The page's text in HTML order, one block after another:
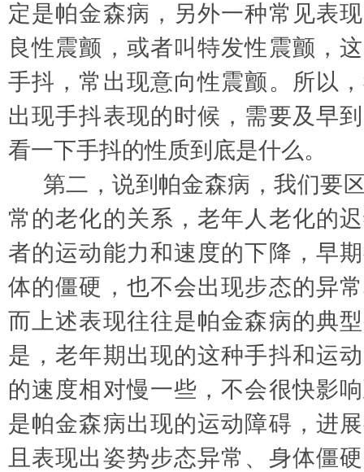
定是帕金森病，另外一种常见表
良性震颤，或者叫特发性震颤，
手抖，常出现意向性震颤。所以
出现手抖表现的时候，需要及早
看一下手抖的性质到底是什么。
第二，说到帕金森病，我们要
常的老化的关系，老年人老化的
者的运动能力和速度的下降，早
体的僵硬，也不会出现步态的异
而上述表现往往是帕金森病的典
是，老年期出现的这种手抖和运
的速度相对慢一些，不会很快影
是帕金森病出现的运动障碍，进
且表现出姿势步态异常、身体僵